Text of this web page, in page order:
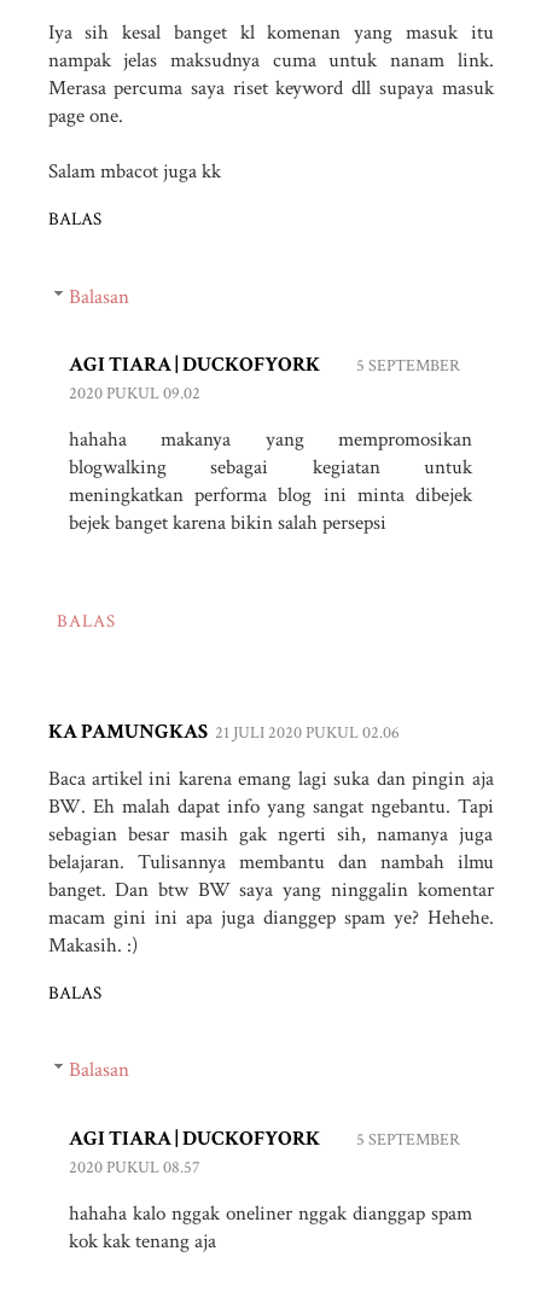
Iya sih kesal banget kl komenan yang masuk itu
nampak jelas maksudnya cuma untuk nanam link.
Merasa percuma saya riset keyword dll supaya masuk
page one.
Salam mbacot juga kk
BALAS
Balasan
AGI TIARA | DUCKOFYORK
5 SEPTEMBER
2020 PUKUL 09.02
hahaha makanya yang mempromosikan
blogwalking sebagai kegiatan untuk
meningkatkan performa blog ini minta dibejek
bejek banget karena bikin salah persepsi
BALAS
KA PAMUNGKAS 21 JULI 2020 PUKUL 02.06
Baca artikel ini karena emang lagi suka dan pingin aja
BW. Eh malah dapat info yang sangat ngebantu. Tapi
sebagian besar masih gak ngerti sih, namanya juga
belajaran. Tulisannya membantu dan nambah ilmu
banget. Dan btw BW saya yang ninggalin komentar
macam gini ini apa juga dianggep spam ye? Hehehe.
Makasih. :)
BALAS
Balasan
AGI TIARA | DUCKOFYORK
5 SEPTEMBER
2020 PUKUL 08.57
hahaha kalo nggak oneliner nggak dianggap spam
kok kak tenang aja